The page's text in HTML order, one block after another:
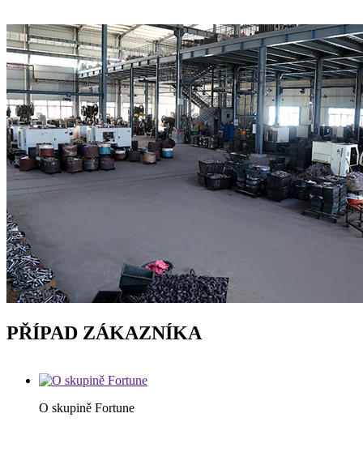
PŘÍPAD ZÁKAZNÍKA
O skupině Fortune